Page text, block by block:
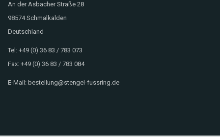
An der Asbacher Straße 28
98574 Schmalkalden
Deutschland
Tel: +49 (0) 36 83 / 783 073
Fax: +49 (0) 36 83 / 783 084
E-Mail: bestellung@stengel-fussring.de